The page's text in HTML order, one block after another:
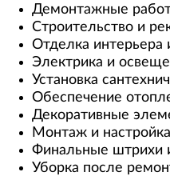
Демонтажные
Строительство и
Отделка
Электрика и
Установка
Обеспечение
Декоративные
Монтаж и
Финальные штрихи
Уборка после